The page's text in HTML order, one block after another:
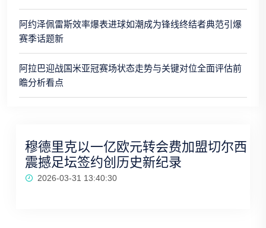
阿约泽佩雷斯效率爆表进球如潮成为锋线终结者典范引爆
赛季话题新
阿拉巴迎战国米亚冠赛场状态走势与关键对位全面评估前
瞻分析看点
穆德里克以一亿欧元转会费加盟切尔西
震撼足坛签约创历史新纪录
2026-03-31 13:40:30